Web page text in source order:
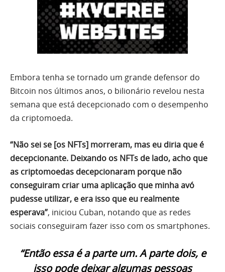
Embora tenha se tornado um grande defensor do
Bitcoin nos últimos anos, o bilionário revelou nesta
semana que está decepcionado com o desempenho
da criptomoeda.
“Não sei se [os NFTs] morreram, mas eu diria que é
decepcionante. Deixando os NFTs de lado, acho que
as criptomoedas decepcionaram porque não
conseguiram criar uma aplicação que minha avó
pudesse utilizar, e era isso que eu realmente
esperava”, iniciou Cuban, notando que as redes
sociais conseguiram fazer isso com os smartphones.
“Então essa é a parte um. A parte dois, e
isso pode deixar algumas pessoas